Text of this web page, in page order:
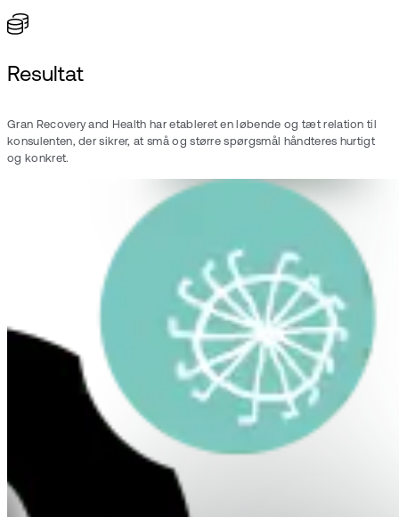
Resultat
Gran Recovery and Health har etableret en løbende og tæt relation til
konsulenten, der sikrer, at små og større spørgsmål håndteres hurtigt
og konkret.